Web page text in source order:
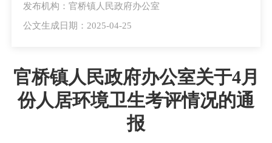
发布机构：官桥镇人民政府办公室
公文生成日期：2025-04-25
官桥镇人民政府办公室关于4月
份人居环境卫生考评情况的通
报